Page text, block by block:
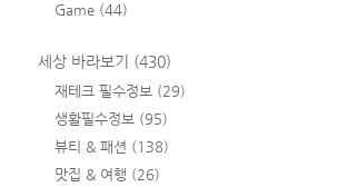
Game (44)
세상 바라보기 (430)
재테크 필수정보 (29)
생활필수정보 (95)
뷰티 & 패션 (138)
맛집 & 여행 (26)